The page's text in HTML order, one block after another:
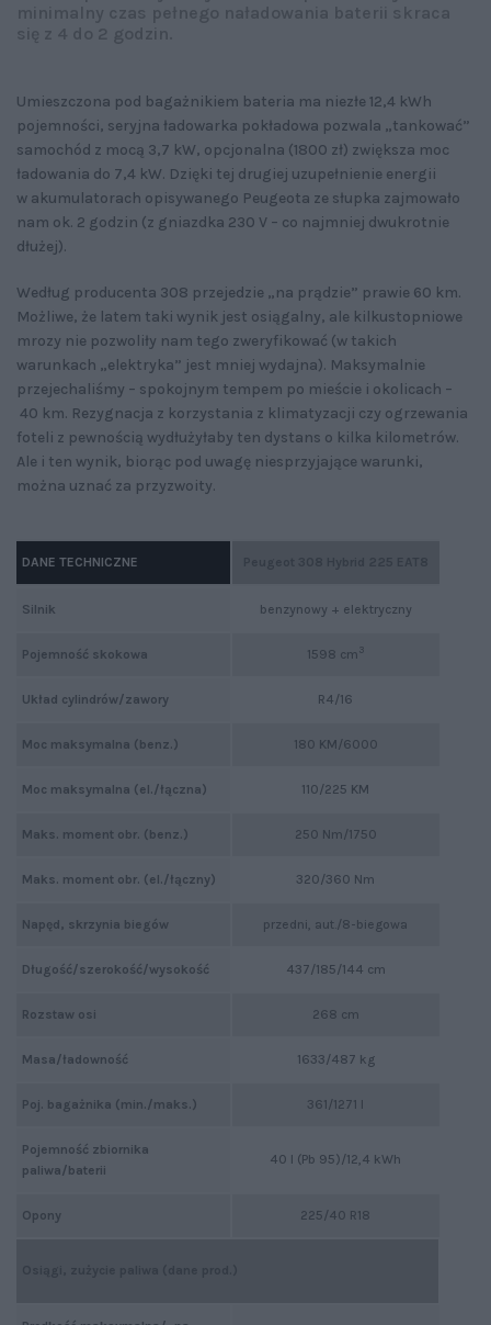
Umieszczona pod bagażnikiem bateria ma niezłe 12,4 kWh
pojemności, seryjna ładowarka pokładowa pozwala „tankować”
samochód z mocą 3,7 kW, opcjonalna (1800 zł) zwiększa moc
ładowania do 7,4 kW. Dzięki tej drugiej uzupełnienie energii
w akumulatorach opisywanego Peugeota ze słupka zajmowało
nam ok. 2 godzin (z gniazdka 230 V – co najmniej dwukrotnie
dłużej).
Według producenta 308 przejedzie „na prądzie” prawie 60 km.
Możliwe, że latem taki wynik jest osiągalny, ale kilkustopniowe
mrozy nie pozwoliły nam tego zweryfikować (w takich
warunkach „elektryka” jest mniej wydajna). Maksymalnie
przejechaliśmy – spokojnym tempem po mieście i okolicach –
40 km. Rezygnacja z korzystania z klimatyzacji czy ogrzewania
foteli z pewnością wydłużyłaby ten dystans o kilka kilometrów.
Ale i ten wynik, biorąc pod uwagę niesprzyjające warunki,
można uznać za przyzwoity.
benzynowy + elektryczny
1598 cm 3
R4/16
180 KM/6000
110/225 KM
250 Nm/1750
320/360 Nm
przedni, aut./8-biegowa
437/185/144 cm
268 cm
1633/487 kg
361/1271 l
40 l (Pb 95)/12,4 kWh
225/40 R18
DANE TECHNICZNE
Silnik
Pojemność skokowa
Układ cylindrów/zawory
Moc maksymalna (benz.)
Moc maksymalna (el./łączna)
Maks. moment obr. (benz.)
Maks. moment obr. (el./łączny)
Napęd, skrzynia biegów
Długość/szerokość/wysokość
Rozstaw osi
Masa/ładowność
Poj. bagażnika (min./maks.)
Pojemność zbiornika
paliwa/baterii
Opony